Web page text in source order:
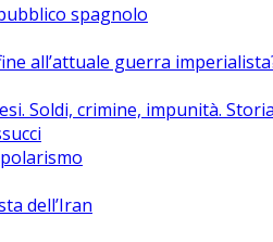
spagnolo
all’attuale guerra
Soldi, crimine, impunità.
dell’Iran